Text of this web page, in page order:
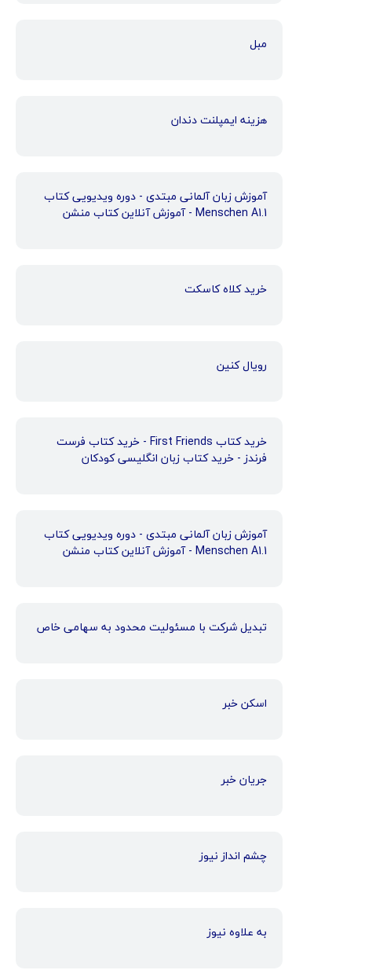
مبل
هزینه ایمپلنت دندان
آموزش زبان آلمانی مبتدی - دوره ویدیویی کتاب
Menschen A1.1 - آموزش آنلاین کتاب منشن
خرید کلاه کاسکت
رویال کنین
خرید کتاب First Friends - خرید کتاب فرست
فرندز - خرید کتاب زبان انگلیسی کودکان
آموزش زبان آلمانی مبتدی - دوره ویدیویی کتاب
Menschen A1.1 - آموزش آنلاین کتاب منشن
تبدیل شرکت با مسئولیت محدود به سهامی خاص
اسکن خبر
جریان خبر
چشم انداز نیوز
به علاوه نیوز